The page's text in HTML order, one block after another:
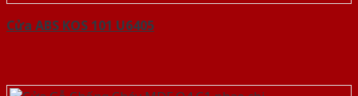
Cửa ABS KOS 101 U6405